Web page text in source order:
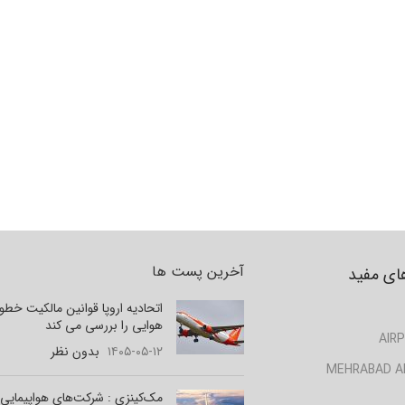
آخرین پست ها
اتحادیه اروپا قوانین مالکیت
هوایی را بررسی می کند
۱۴۰۵-۰۵-۱۲ بدون نظر
مک‌کینزی : شرکت‌های
مفید
MEHRABAD